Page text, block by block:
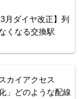
3月ダイヤ改正】列
くなる交換駅
カイアクセス
」どのような配線